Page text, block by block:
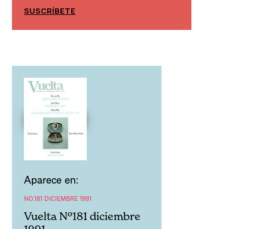
SUSCRÍBETE
Aparece en:
NO.181 DICIEMBRE 1991
Vuelta Nº181 diciembre